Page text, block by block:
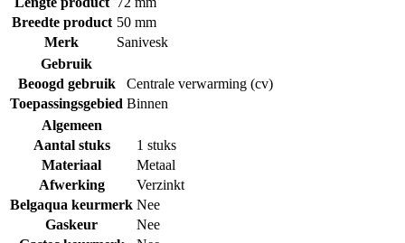
Breedte product 50 mm
Merk
Sanivesk
Gebruik
Beoogd gebruik
Centrale verwarming (cv)
Toepassingsgebied Binnen
Algemeen
Aantal stuks
1 stuks
Materiaal
Metaal
Afwerking
Verzinkt
Belgaqua keurmerk Nee
Gaskeur
Nee